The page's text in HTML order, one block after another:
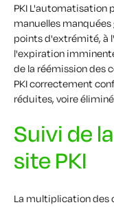
PKI L'automatisation
manuelles
points d'extrémité, à
l'expiration
de la réémission des
PKI correctement
réduites, voire
Suivi de
site PKI
La multiplication des